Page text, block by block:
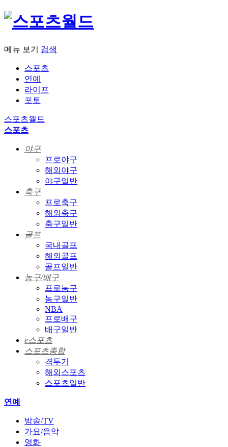
메뉴 보기 검색
스포츠
연예
라이프
포토
스포츠월드
스포츠
야구
프로야구
해외야구
야구일반
축구
프로축구
해외축구
축구일반
골프
국내골프
해외골프
골프일반
농구/배구
프로농구
농구일반
NBA
프로배구
배구일반
e스포츠
스포츠종합
격투기
해외스포츠
스포츠일반
연예
방송/TV
가요/음악
영화